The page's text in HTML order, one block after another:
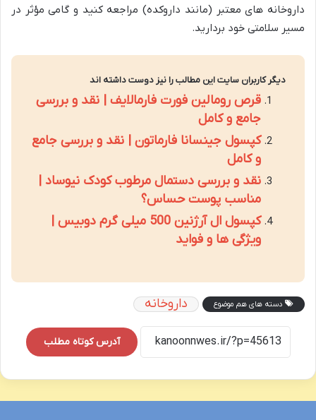
داروخانه های معتبر (مانند داروکده) مراجعه کنید و گامی مؤثر در
مسیر سلامتی خود بردارید.
دیگر کاربران سایت این مطالب را نیز دوست داشته اند
قرص رومالین فورت فارمالایف | نقد و بررسی
جامع و کامل
کپسول جینسانا فارماتون | نقد و بررسی جامع
و کامل
نقد و بررسی دستمال مرطوب کودک نیوساد |
مناسب پوست حساس؟
کپسول ال آرژنین 500 میلی گرم دوبیس |
ویژگی ها و فواید
دسته های هم موضوع داروخانه
آدرس کوتاه مطلب